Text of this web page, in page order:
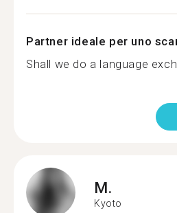
Partner ideale per uno
Shall we do a language
M.
Kyoto